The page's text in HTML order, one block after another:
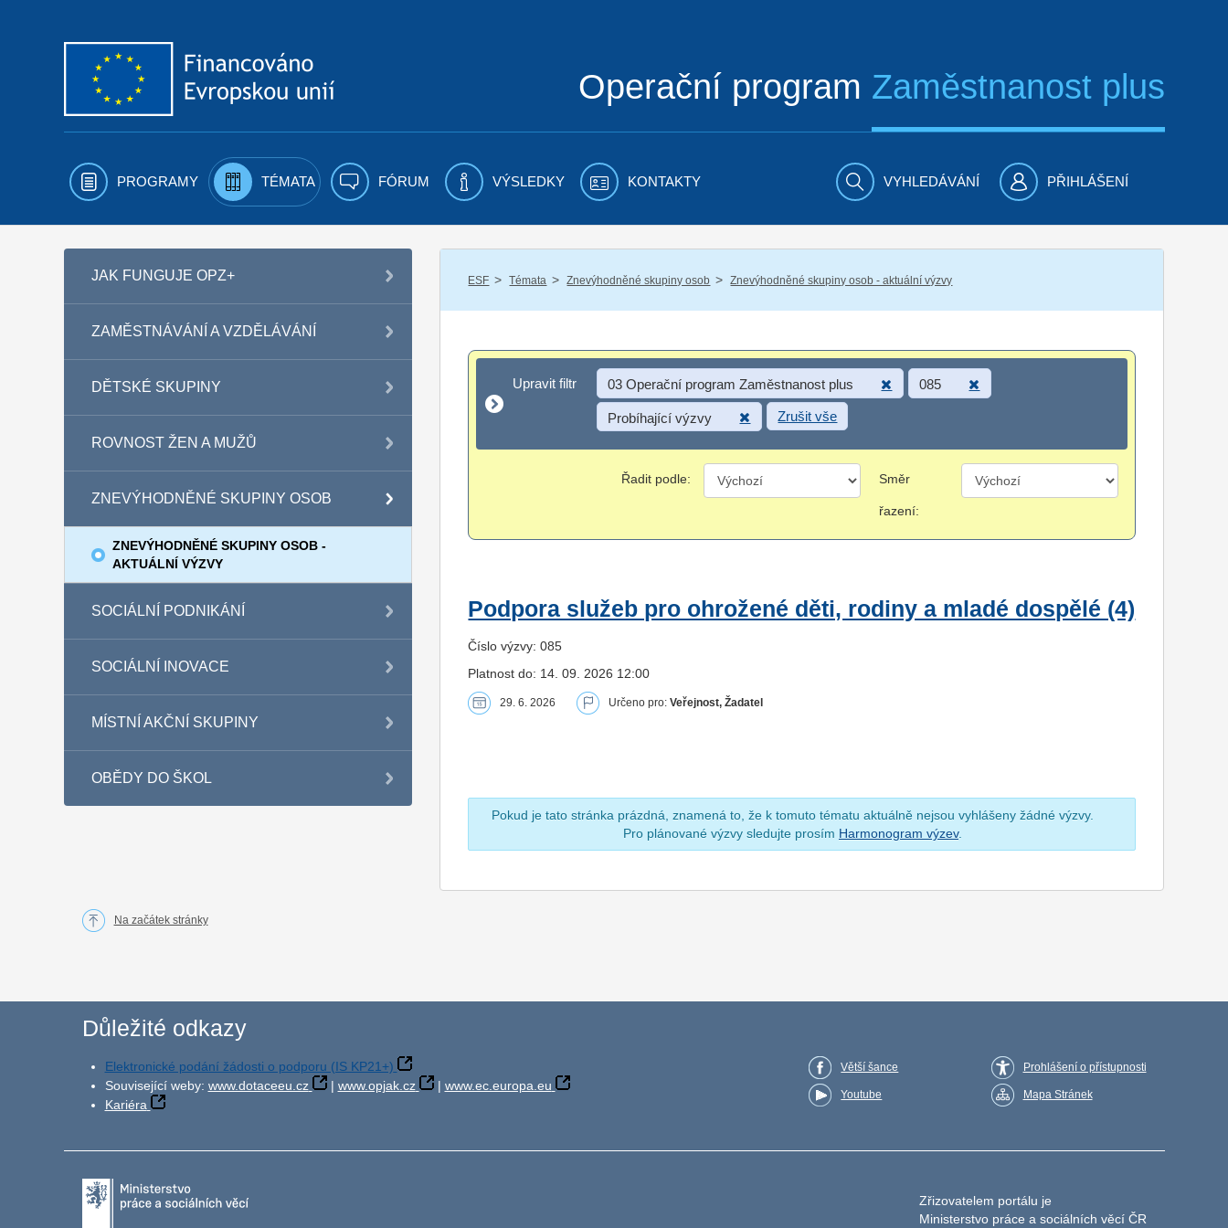
Operační program Zaměstnanost plus
PROGRAMY TÉMATA FÓRUM VÝSLEDKY KONTAKTY VYHLEDÁVÁNÍ PŘIHLÁŠENÍ
JAK FUNGUJE OPZ+
ZAMĚSTNÁVÁNÍ A VZDĚLÁVÁNÍ
DĚTSKÉ SKUPINY
ROVNOST ŽEN A MUŽŮ
ZNEVÝHODNĚNÉ SKUPINY OSOB
ZNEVÝHODNĚNÉ SKUPINY OSOB -
AKTUÁLNÍ VÝZVY
SOCIÁLNÍ PODNIKÁNÍ
SOCIÁLNÍ INOVACE
MÍSTNÍ AKČNÍ SKUPINY
OBĚDY DO ŠKOL
ESF / Témata / Znevýhodněné skupiny osob / Znevýhodněné skupiny osob - aktuální výzvy
Upravit filtr
Upravit filtr 03 Operační program Zaměstnanost plus 085
Probíhající výzvy Zrušit vše
Řadit podle: Směr
řazení:
Podpora služeb pro ohrožené děti, rodiny a mladé dospělé (4)
Číslo výzvy: 085
Platnost do: 14. 09. 2026 12:00
29. 6. 2026 Určeno pro:Veřejnost, Žadatel
Pokud je tato stránka prázdná, znamená to, že k tomuto tématu aktuálně nejsou vyhlášeny žádné výzvy.
Pro plánované výzvy sledujte prosím Harmonogram výzev.
Na začátek stránky
Důležité odkazy
Elektronické podání žádosti o podporu (IS KP21+)
Související weby: www.dotaceeu.cz | www.opjak.cz | www.ec.europa.eu
Kariéra
Větší šance
Youtube
Prohlášení o přístupnosti
Mapa Stránek
Zřizovatelem portálu je
Ministerstvo práce a sociálních věcí ČR